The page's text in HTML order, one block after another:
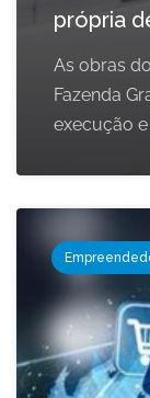
própria
As obras
Fazenda
execução